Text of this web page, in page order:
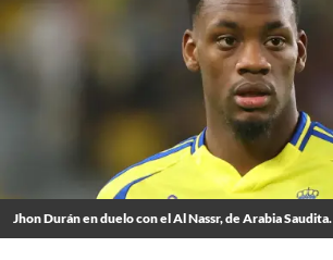
Jhon Durán en duelo con el Al Nassr, de Arabia Saudita.